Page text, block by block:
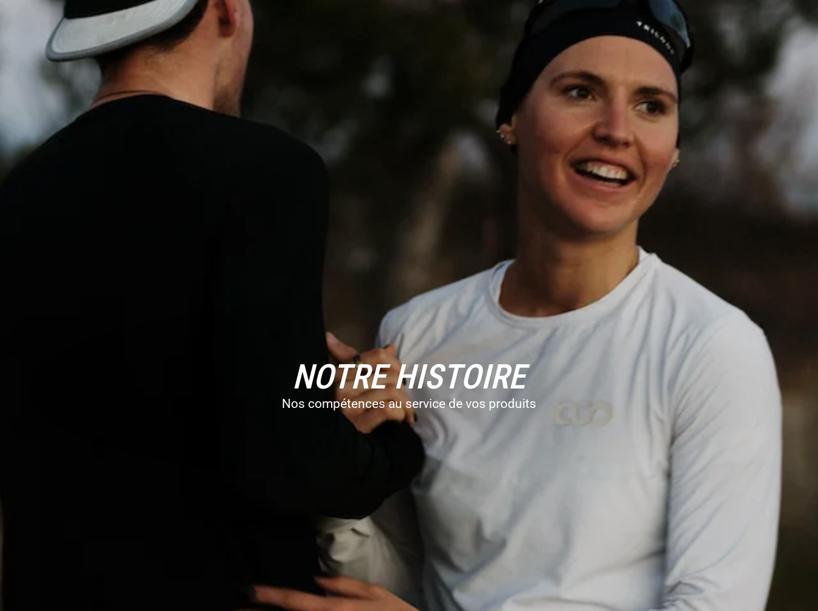
NOTRE HISTOIRE
Nos compétences au service de vos produits